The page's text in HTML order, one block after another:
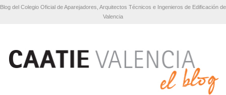
Blog del Colegio Oficial de Aparejadores, Arquitectos Técnicos e Ingenieros de Edificación de
Valencia